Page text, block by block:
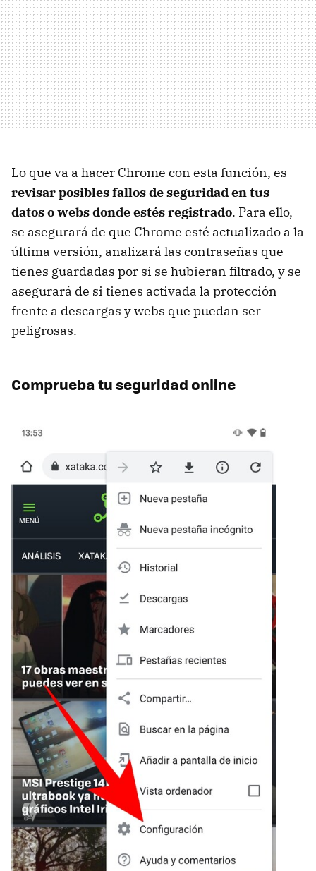
Lo que va a hacer Chrome con esta función, es
revisar posibles fallos de seguridad en tus
datos o webs donde estés registrado. Para ello,
se asegurará de que Chrome esté actualizado a la
última versión, analizará las contraseñas que
tienes guardadas por si se hubieran filtrado, y se
asegurará de si tienes activada la protección
frente a descargas y webs que puedan ser
peligrosas.
Comprueba tu seguridad online